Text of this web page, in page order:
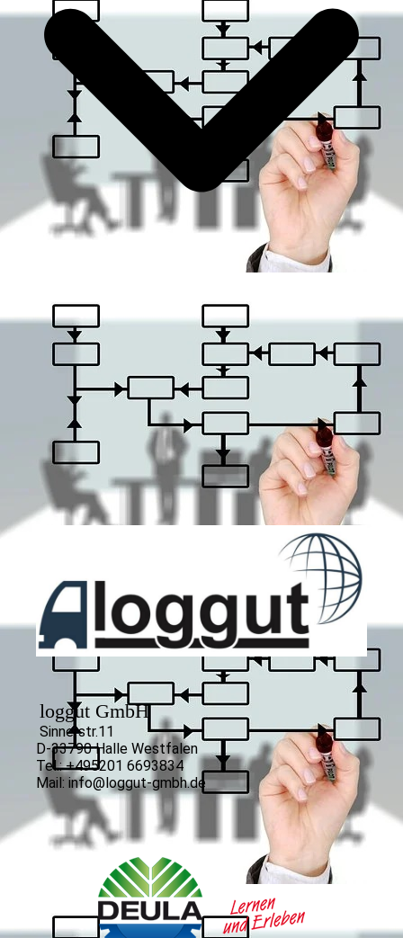
loggut GmbH
Sinnerstr.11
D-33790 Halle Westfalen
Tel.: +495201 6693834
Mail: info@loggut-gmbh.de